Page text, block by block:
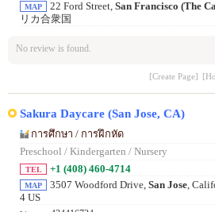
MAP 22 Ford Street, San Francisco (The
リカ合衆国
No review is found.
[Create Page]
Sakura Daycare (San Jose, CA)
การศึกษา / การฝึกหัด
Preschool / Kindergarten / Nursery
TEL +1 (408) 460-4714
MAP 3507 Woodford Drive, San Jose,
4 US